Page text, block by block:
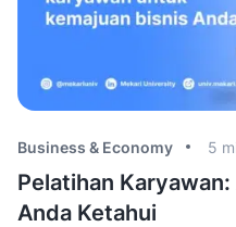
Business & Economy 5
Pelatihan Karyawan:
Anda Ketahui